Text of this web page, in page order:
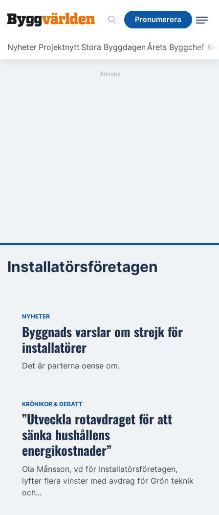
Prenumerera
Nyheter Projektnytt Stora ByggdagenÅrets Byggchef
Prenumerera
Installatörsföretagen
NYHETER
Byggnads varslar om strejk för
installatörer
Det är parterna oense om.
KRÖNIKOR & DEBATT
”Utveckla rotavdraget för att
sänka hushållens
energikostnader”
Ola Månsson, vd för Installatörsföretagen,
lyfter flera vinster med avdrag för Grön teknik
och...